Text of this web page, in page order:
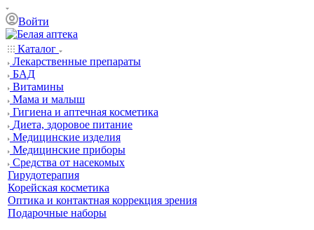
Войти
Каталог
Лекарственные препараты
БАД
Витамины
Мама и малыш
Гигиена и аптечная косметика
Диета, здоровое питание
Медицинские изделия
Медицинские приборы
Средства от насекомых
Гирудотерапия
Корейская косметика
Оптика и контактная коррекция зрения
Подарочные наборы